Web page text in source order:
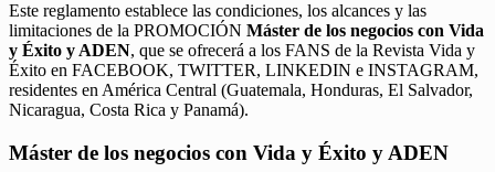
Este reglamento establece las condiciones, los alcances y las
limitaciones de la PROMOCIÓN Máster de los negocios con Vida
y Éxito y ADEN, que se ofrecerá a los FANS de la Revista Vida y
Éxito en FACEBOOK, TWITTER, LINKEDIN e INSTAGRAM,
residentes en América Central (Guatemala, Honduras, El Salvador,
Nicaragua, Costa Rica y Panamá).
Máster de los negocios con Vida y Éxito y ADEN